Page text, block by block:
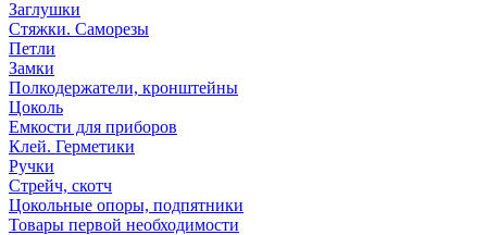
Заглушки
Стяжки. Саморезы
Петли
Замки
Полкодержатели, кронштейны
Цоколь
Емкости для приборов
Клей. Герметики
Ручки
Стрейч, скотч
Цокольные опоры, подпятники
Товары первой необходимости